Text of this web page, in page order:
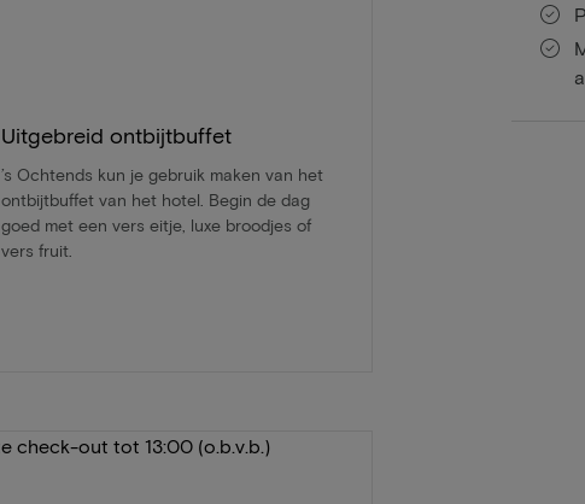
Uitgebreid ontbijtbuffet
’s Ochtends kun je gebruik maken van het
ontbijtbuffet van het hotel. Begin de dag
goed met een vers eitje, luxe broodjes of
vers fruit.